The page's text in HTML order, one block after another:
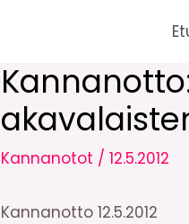
Kannanotot / 12.5.2012
Kannanotto 12.5.2012